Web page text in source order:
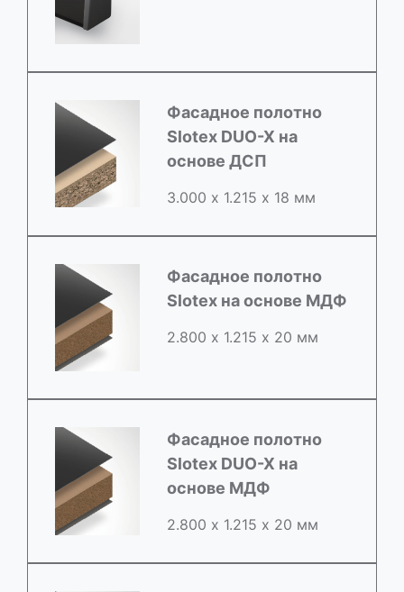
Фасадное полотно
Slotex DUO-X на
основе ДСП
3.000 х 1.215 х 18 мм
Фасадное полотно
Slotex на основе МДФ
2.800 х 1.215 х 20 мм
Фасадное полотно
Slotex DUO-X на
основе МДФ
2.800 х 1.215 х 20 мм